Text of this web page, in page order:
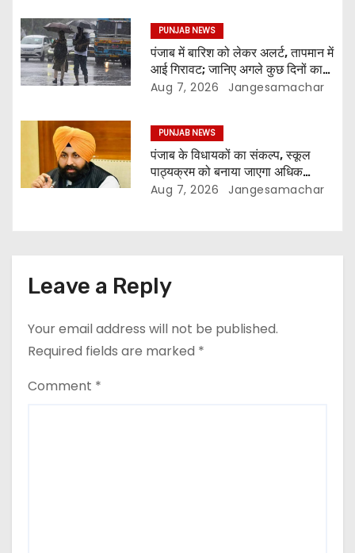
PUNJAB NEWS
पंजाब में बारिश को लेकर अलर्ट, तापमान में
आई गिरावट; जानिए अगले कुछ दिनों का
मौसम
Aug 7, 2026 Jangesamachar
PUNJAB NEWS
पंजाब के विधायकों का संकल्प, स्कूल
पाठ्यक्रम को बनाया जाएगा अधिक
प्रासंगिक और आधुनिक
Aug 7, 2026 Jangesamachar
Leave a Reply
Your email address will not be published.
Required fields are marked *
Comment *